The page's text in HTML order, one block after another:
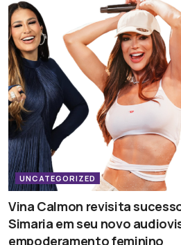
UNCATEGORIZED
Vina Calmon revisita
Simaria em seu novo
empoderamento feminino